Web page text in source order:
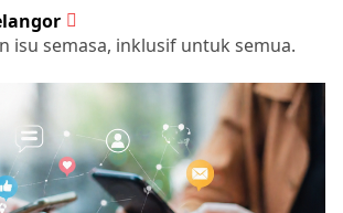
isu semasa, inklusif untuk semua.